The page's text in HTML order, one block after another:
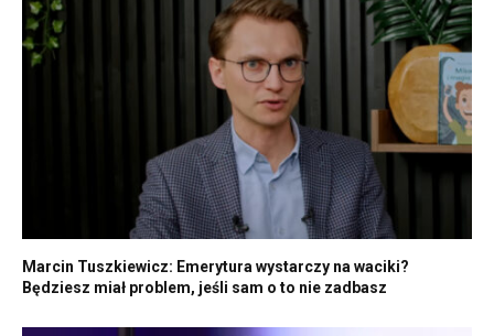
Marcin Tuszkiewicz: Emerytura wystarczy na waciki?
Będziesz miał problem, jeśli sam o to nie zadbasz